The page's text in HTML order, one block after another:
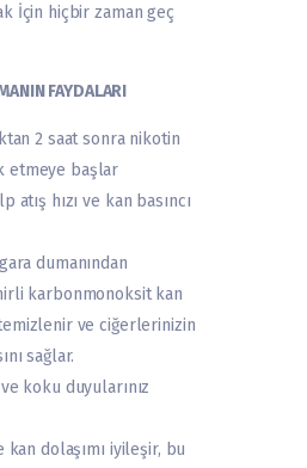
İçin hiçbir zaman geç
FAYDALARI
2 saat sonra nikotin
etmeye başlar
atış hızı ve kan basıncı
dumanından
karbonmonoksit kan
temizlenir ve ciğerlerinizin
sağlar.
koku duyularınız
kan dolaşımı iyileşir, bu